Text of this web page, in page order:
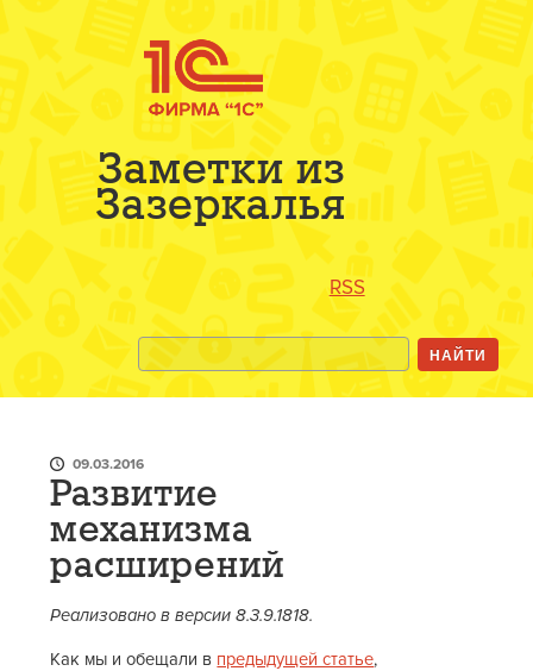
Заметки из
Зазеркалья
RSS
09.03.2016
Развитие
механизма
расширений
Реализовано в версии 8.3.9.1818.
Как мы и обещали в предыдущей статье,